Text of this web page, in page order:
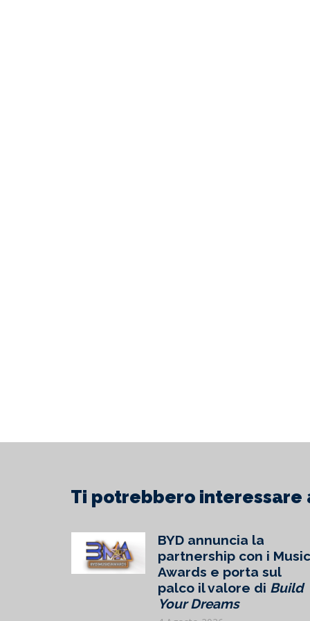
Ti potrebbero interessare
BYD annuncia la
partnership con i Music
Awards e porta sul
palco il valore di Build
Your Dreams